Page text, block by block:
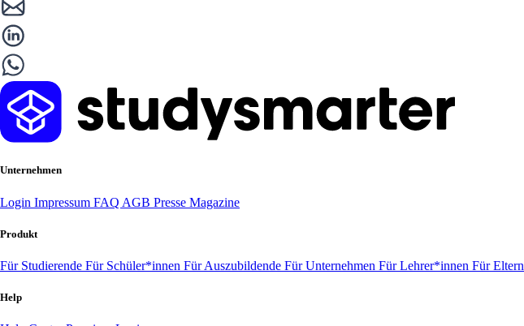
Unternehmen
Login Impressum FAQ AGB Presse Magazine
Produkt
Für Studierende Für Schüler*innen Für Auszubildende Für Unternehmen Für Lehrer*innen Für Eltern
Help